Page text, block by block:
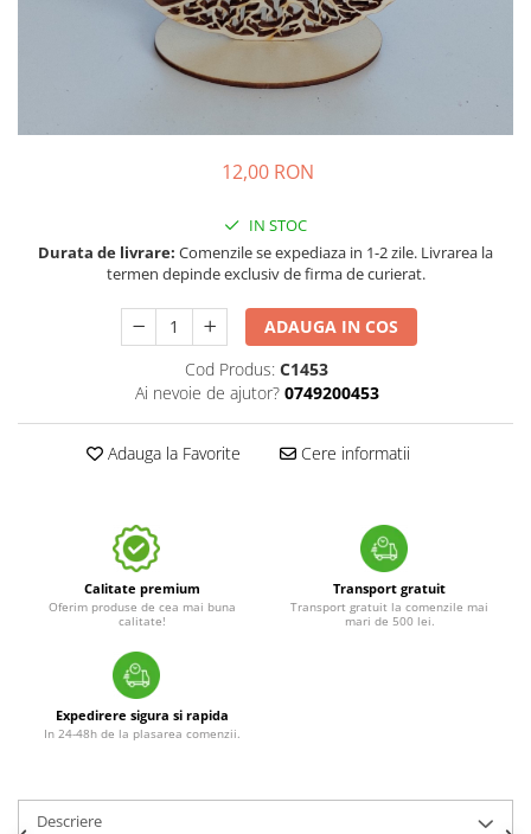
12,00 RON
IN STOC
Durata de livrare: Comenzile se expediaza in 1-2 zile. Livrarea la
termen depinde exclusiv de firma de curierat.
ADAUGA IN COS
Cod Produs: C1453
Ai nevoie de ajutor? 0749200453
Adauga la Favorite Cere informatii
Calitate premium
Oferim produse de cea mai buna
calitate!
Transport gratuit
Transport gratuit la comenzile mai
mari de 500 lei.
Expedirere sigura si rapida
In 24-48h de la plasarea comenzii.
Descriere